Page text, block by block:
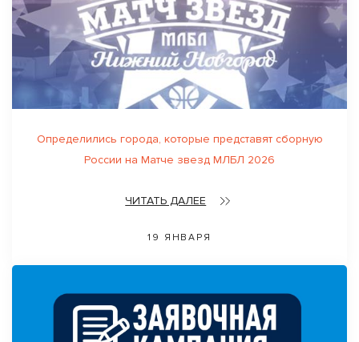
Определились города, которые представят сборную
России на Матче звезд МЛБЛ 2026
ЧИТАТЬ ДАЛЕЕ
19 ЯНВАРЯ